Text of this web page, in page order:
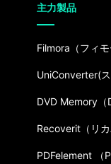
主力製品
Filmora（フィモ
UniConverter(
DVD Memory（
Recoverit（リカ
PDFelement （